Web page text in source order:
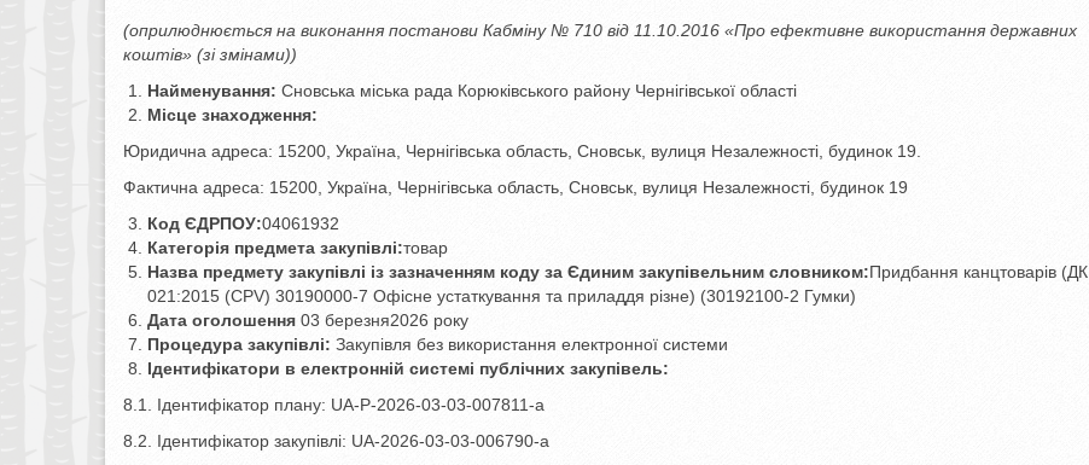
(оприлюднюється на виконання постанови Кабміну № 710 від 11.10.2016 «Про ефективне використання державних
коштів» (зі змінами))
Найменування: Сновська міська рада Корюківського району Чернігівської області
Місце знаходження:
Юридична адреса: 15200, Україна, Чернігівська область, Сновськ, вулиця Незалежності, будинок 19.
Фактична адреса: 15200, Україна, Чернігівська область, Сновськ, вулиця Незалежності, будинок 19
Код ЄДРПОУ:04061932
Категорія предмета закупівлі:товар
Назва предмету закупівлі із зазначенням коду за Єдиним закупівельним словником:Придбання канцтоварів (ДК
021:2015 (CPV) 30190000-7 Офісне устаткування та приладдя різне) (30192100-2 Гумки)
Дата оголошення 03 березня2026 року
Процедура закупівлі: Закупівля без використання електронної системи
Ідентифікатори в електронній системі публічних закупівель:
8.1. Ідентифікатор плану: UA-P-2026-03-03-007811-a
8.2. Ідентифікатор закупівлі: UA-2026-03-03-006790-a